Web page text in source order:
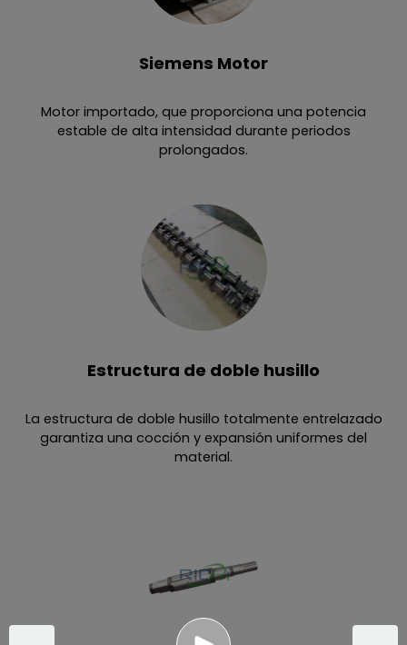
Siemens Motor
Motor importado, que proporciona una potencia
estable de alta intensidad durante periodos
prolongados.
Estructura de doble husillo
La estructura de doble husillo totalmente entrelazado
garantiza una cocción y expansión uniformes del
material.